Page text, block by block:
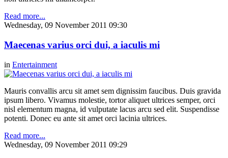
Read more...
Wednesday, 09 November 2011 09:30
Maecenas varius orci dui, a iaculis mi
in Entertainment
Mauris convallis arcu sit amet sem dignissim faucibus. Duis gravida
ipsum libero. Vivamus molestie, tortor aliquet ultrices semper, orci
nisl elementum magna, id vulputate lacus arcu sed elit. Suspendisse
potenti. Donec eu ante sit amet orci lacinia ultrices.
Read more...
Wednesday, 09 November 2011 09:29